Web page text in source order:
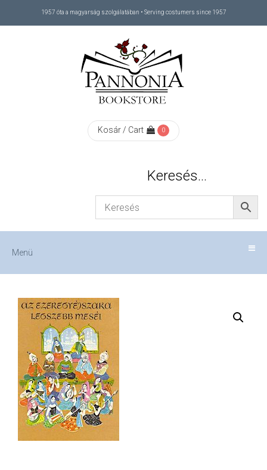
1957 óta a magyarság szolgálatában • Serving costumers since 1957
Kosár / Cart 0
Keresés…
Menü
SHOP
KAPCSOLAT